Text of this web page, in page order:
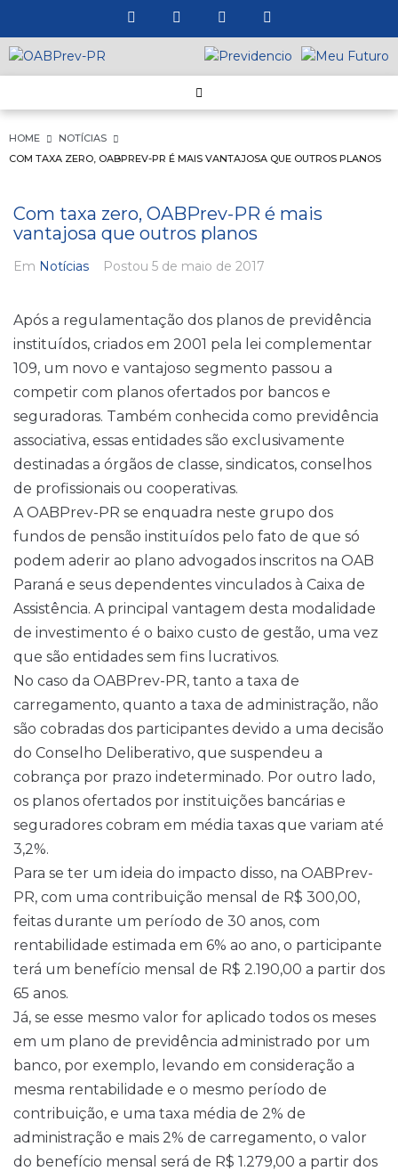
HOME
NOTÍCIAS
COM TAXA ZERO, OABPREV-PR É MAIS VANTAJOSA QUE OUTROS PLANOS
Com taxa zero, OABPrev-PR é mais
vantajosa que outros planos
Em Notícias Postou 5 de maio de 2017
Após a regulamentação dos planos de previdência
instituídos, criados em 2001 pela lei complementar
109, um novo e vantajoso segmento passou a
competir com planos ofertados por bancos e
seguradoras. Também conhecida como previdência
associativa, essas entidades são exclusivamente
destinadas a órgãos de classe, sindicatos, conselhos
de profissionais ou cooperativas.
A OABPrev-PR se enquadra neste grupo dos
fundos de pensão instituídos pelo fato de que só
podem aderir ao plano advogados inscritos na OAB
Paraná e seus dependentes vinculados à Caixa de
Assistência. A principal vantagem desta modalidade
de investimento é o baixo custo de gestão, uma vez
que são entidades sem fins lucrativos.
No caso da OABPrev-PR, tanto a taxa de
carregamento, quanto a taxa de administração, não
são cobradas dos participantes devido a uma decisão
do Conselho Deliberativo, que suspendeu a
cobrança por prazo indeterminado. Por outro lado,
os planos ofertados por instituições bancárias e
seguradores cobram em média taxas que variam até
3,2%.
Para se ter um ideia do impacto disso, na OABPrev-
PR, com uma contribuição mensal de R$ 300,00,
feitas durante um período de 30 anos, com
rentabilidade estimada em 6% ao ano, o participante
terá um benefício mensal de R$ 2.190,00 a partir dos
65 anos.
Já, se esse mesmo valor for aplicado todos os meses
em um plano de previdência administrado por um
banco, por exemplo, levando em consideração a
mesma rentabilidade e o mesmo período de
contribuição, e uma taxa média de 2% de
administração e mais 2% de carregamento, o valor
do benefício mensal será de R$ 1.279,00 a partir dos